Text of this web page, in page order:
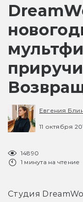
Евгения
11 октября
14890
1 минута на чтение
Студия